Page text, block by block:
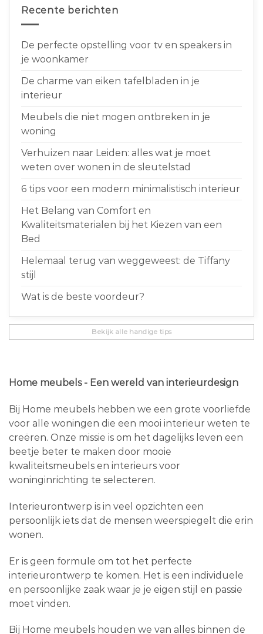
Recente berichten
De perfecte opstelling voor tv en speakers in
je woonkamer
De charme van eiken tafelbladen in je
interieur
Meubels die niet mogen ontbreken in je
woning
Verhuizen naar Leiden: alles wat je moet
weten over wonen in de sleutelstad
6 tips voor een modern minimalistisch interieur
Het Belang van Comfort en
Kwaliteitsmaterialen bij het Kiezen van een
Bed
Helemaal terug van weggeweest: de Tiffany
stijl
Wat is de beste voordeur?
Bekijk alle handige tips
Home meubels - Een wereld van interieurdesign
Bij Home meubels hebben we een grote voorliefde
voor alle woningen die een mooi interieur weten te
creëren. Onze missie is om het dagelijks leven een
beetje beter te maken door mooie
kwaliteitsmeubels en interieurs voor
woninginrichting te selecteren.
Interieurontwerp is in veel opzichten een
persoonlijk iets dat de mensen weerspiegelt die erin
wonen.
Er is geen formule om tot het perfecte
interieurontwerp te komen. Het is een individuele
en persoonlijke zaak waar je je eigen stijl en passie
moet vinden.
Bij Home meubels houden we van alles binnen de